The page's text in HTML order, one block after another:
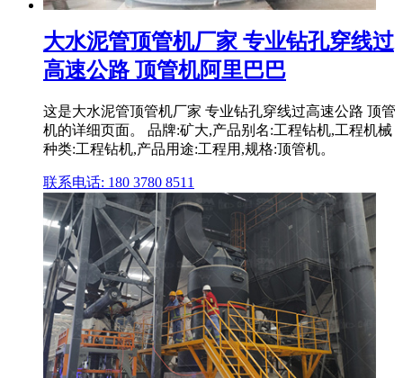
大水泥管顶管机厂家 专业钻孔穿线过
高速公路 顶管机阿里巴巴
这是大水泥管顶管机厂家 专业钻孔穿线过高速公路 顶管
机的详细页面。 品牌:矿大,产品别名:工程钻机,工程机械
种类:工程钻机,产品用途:工程用,规格:顶管机。
联系电话: 180 3780 8511